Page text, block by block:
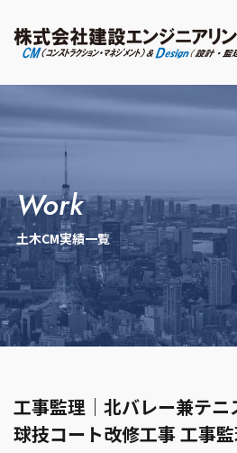
work
土木CM実績一覧
工事監理｜北バレー兼テ
球技コート改修工事 工事